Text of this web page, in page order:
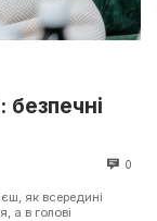
0
як всередині
а в голові